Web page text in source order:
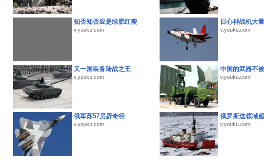
知否知否应是绿肥红瘦
v.youku.com
日心神战机大
v.youku.com
又一国装备陆战之王
v.youku.com
中国的武器不
v.youku.com
俄军苏57另辟奇径
v.youku.com
俄罗斯这领域
v.youku.com